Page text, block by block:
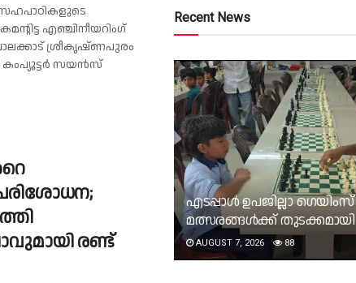
സഹപാഠികളുടെ
എഞ്ചിനീയറിം​ഗ്
ശ്രീകൃഷ്ണപുരം
കംപ്യൂട്ടർ സയൻസ്
രണ്ട്
Recent News
എടപ്പാൾ ഉപജില്ലാ ഗെയിംസ്
മത്സരങ്ങൾക്ക് തുടക്കമായി
AUGUST 7, 2026 88